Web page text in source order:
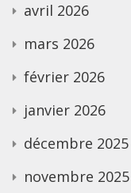
avril 2026
mars 2026
février 2026
janvier 2026
décembre 2025
novembre 2025